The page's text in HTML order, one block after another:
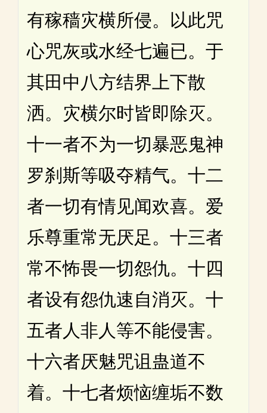
有稼穑灾横所侵。以此咒
心咒灰或水经七遍已。于
其田中八方结界上下散
洒。灾横尔时皆即除灭。
十一者不为一切暴恶鬼神
罗刹斯等吸夺精气。十二
者一切有情见闻欢喜。爱
乐尊重常无厌足。十三者
常不怖畏一切怨仇。十四
者设有怨仇速自消灭。十
五者人非人等不能侵害。
十六者厌魅咒诅蛊道不
着。十七者烦恼缠垢不数